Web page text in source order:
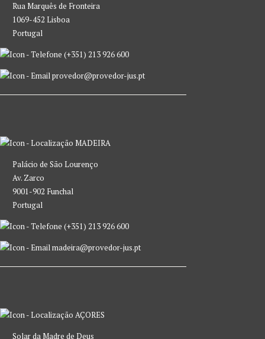
Rua Marquês de Fronteira
1069-452 Lisboa
Portugal
(+351) 213 926 600
provedor@provedor-jus.pt
MADEIRA
Palácio de São Lourenço
Av. Zarco
9001-902 Funchal
Portugal
(+351) 213 926 600
madeira@provedor-jus.pt
AÇORES
Solar da Madre de Deus